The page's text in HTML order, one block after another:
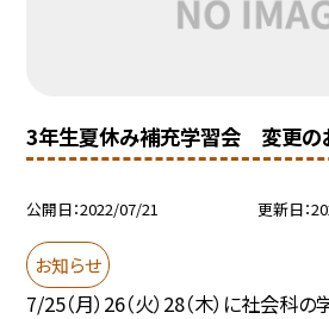
3年生夏休み補充学習会 変更の
公開日 2022/07/21 更新日
お知らせ
7/25（月）26（火）28（木）に社会科